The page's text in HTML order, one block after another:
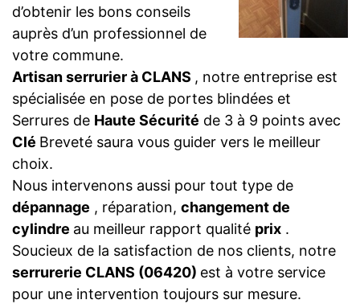
d’obtenir les bons conseils
auprès d’un professionnel de
votre commune.
Artisan serrurier à CLANS , notre entreprise est
spécialisée en pose de portes blindées et
Serrures de Haute Sécurité de 3 à 9 points avec
Clé Breveté saura vous guider vers le meilleur
choix.
Nous intervenons aussi pour tout type de
dépannage , réparation, changement de
cylindre au meilleur rapport qualité prix .
Soucieux de la satisfaction de nos clients, notre
serrurerie CLANS (06420) est à votre service
pour une intervention toujours sur mesure.